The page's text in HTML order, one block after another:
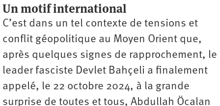
Un motif international
C’est dans un tel contexte de tensions et
conflit géopolitique au Moyen Orient que,
après quelques signes de rapprochement, le
leader fasciste Devlet Bahçeli a finalement
appelé, le 22 octobre 2024, à la grande
surprise de toutes et tous, Abdullah Öcalan